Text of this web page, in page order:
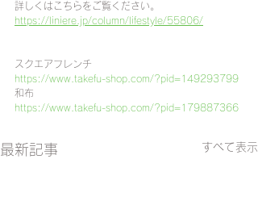
詳しくはこちらをご覧ください。
https://liniere.jp/column/lifestyle/55806/
スクエアフレンチ
https://www.takefu-shop.com/?pid=149293799
和布
https://www.takefu-shop.com/?pid=179887366
最新記事 すべて表示